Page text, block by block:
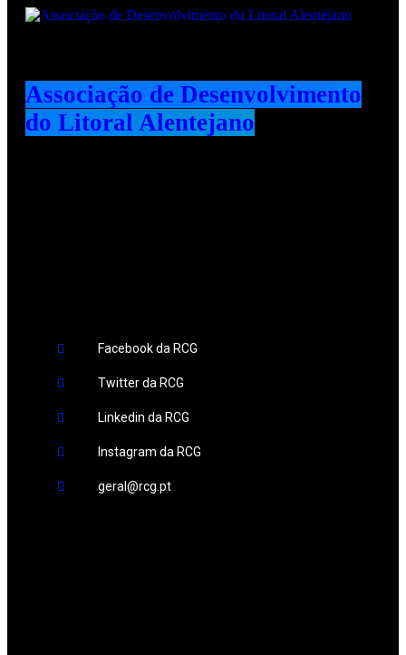
Associação de Desenvolvimento
do Litoral Alentejano
Facebook da RCG
Twitter da RCG
Linkedin da RCG
Instagram da RCG
geral@rcg.pt